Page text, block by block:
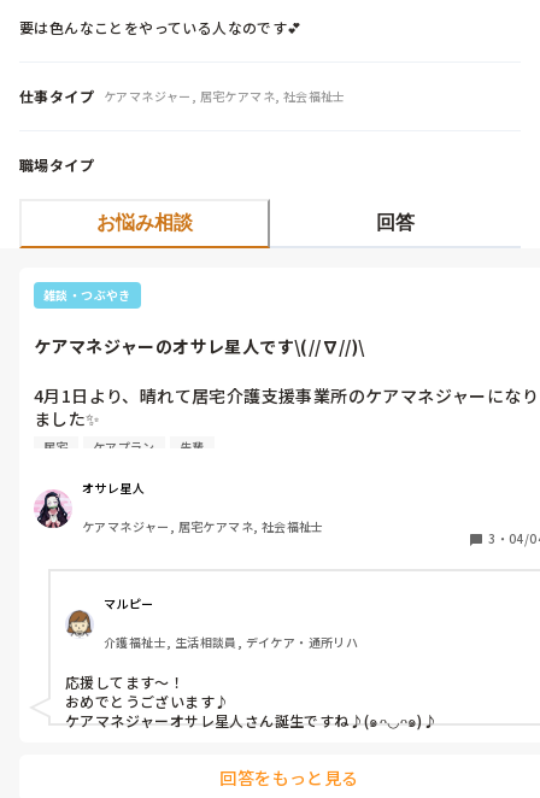
要は色んなことをやっている人なのです💕
仕事タイプ ケアマネジャー, 居宅ケアマネ, 社会福祉士
職場タイプ
お悩み相談 回答
雑談・つぶやき
ケアマネジャーのオサレ星人です\(//∇//)\
4月1日より、晴れて居宅介護支援事業所のケアマネジャーになり
ました✨
た。
いゃ〜スゴいね！！先輩方は。
情報を貰う側の事業所と、情報を出す側のケアマネジャーでは、
アセスメントの視点もまるで違うんだね！！
目からウロコ！！
介護予防プラン作りにも挑戦。
『文章は上手いけど、ケアマネとしての視点とか、ニーズの根拠
の分かる文言作りがまだまだだね😄🎶』と言われました。
私が初挑戦したプランを見て違和感を抱く事業所は少ないけど、
故この課題が「有」なのか』という根拠も、プランに網羅出来る
居宅 ケアプラン 先輩
オサレ星人
ケアマネジャー, 居宅ケアマネ, 社会福祉士
3 ・ 04/
マルピー
介護福祉士, 生活相談員, デイケア・通所リハ
応援してます〜！
おめでとうございます♪
ケアマネジャーオサレ星人さん誕生ですね♪(๑ᴖ◡ᴖ๑)♪
回答をもっと見る